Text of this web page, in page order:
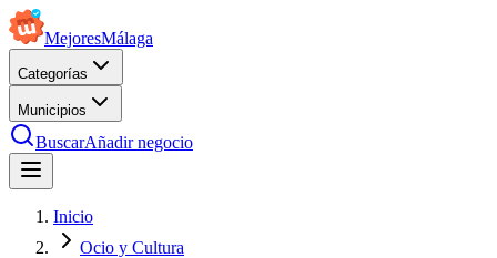
MejoresMálaga
Categorías
Municipios
BuscarAñadir negocio
Inicio
Ocio y Cultura